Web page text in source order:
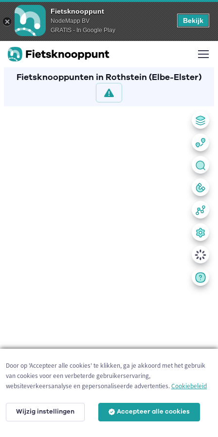
Fietsknooppunt
NodeMapp BV
GRATIS - In Google Play
Bekijk
Fietsknooppunten in Rothstein (Elbe-Elster)
200 m
Door op 'Accepteer alle cookies' te klikken, ga je akkoord met het gebruik
van cookies voor een verbeterde gebruikerservaring,
websiteverkeersanalyse en gepersonaliseerde advertenties.Cookiebeleid
Wijzig instellingen Accepteer alle cookies